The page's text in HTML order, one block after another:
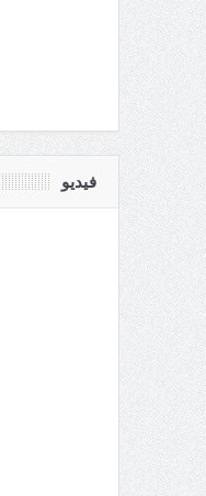
فيديو